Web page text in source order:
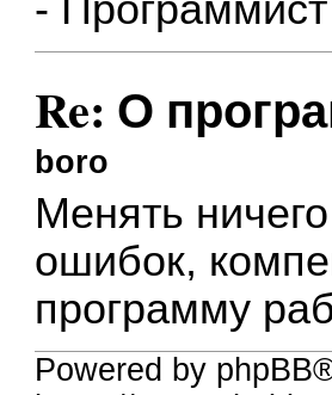
- Программист
Re: О
boro
Менять
ошибок,
программу
Powered by